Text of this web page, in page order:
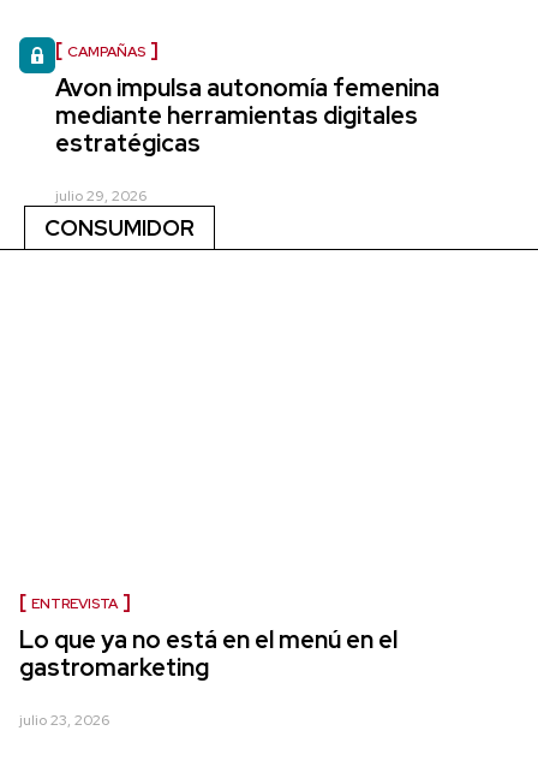
CAMPAÑAS
Avon impulsa autonomía femenina
mediante herramientas digitales
estratégicas
julio 29, 2026
CONSUMIDOR
ENTREVISTA
Lo que ya no está en el menú en el
gastromarketing
julio 23, 2026